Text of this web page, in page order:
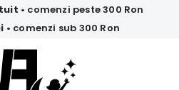
• comenzi peste 300 Ron
• comenzi sub 300 Ron